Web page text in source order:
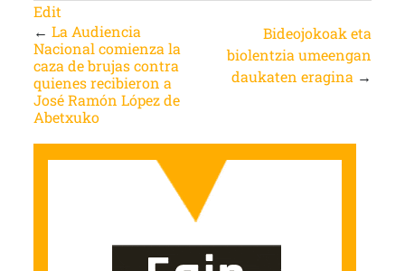
Edit
← La Audiencia
Nacional comienza la
caza de brujas contra
quienes recibieron a
José Ramón López de
Abetxuko
Bideojokoak eta
biolentzia umeengan
daukaten eragina →